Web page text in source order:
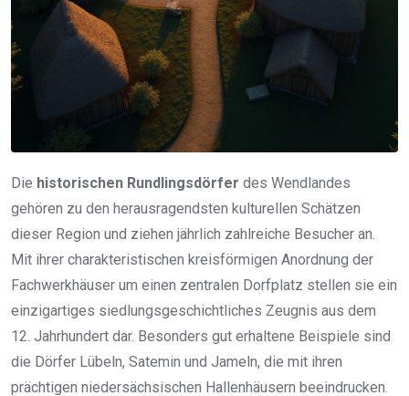
Die historischen Rundlingsdörfer des Wendlandes
gehören zu den herausragendsten kulturellen Schätzen
dieser Region und ziehen jährlich zahlreiche Besucher an.
Mit ihrer charakteristischen kreisförmigen Anordnung der
Fachwerkhäuser um einen zentralen Dorfplatz stellen sie ein
einzigartiges siedlungsgeschichtliches Zeugnis aus dem
12. Jahrhundert dar. Besonders gut erhaltene Beispiele sind
die Dörfer Lübeln, Satemin und Jameln, die mit ihren
prächtigen niedersächsischen Hallenhäusern beeindrucken.